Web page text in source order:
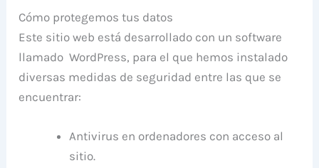
Cómo protegemos tus datos
Este sitio web está desarrollado con un software
llamado WordPress, para el que hemos instalado
diversas medidas de seguridad entre las que se
encuentrar:
Antivirus en ordenadores con acceso al
sitio.